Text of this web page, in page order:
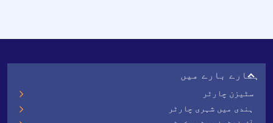
ہمارے بارے میں
سٹیزن چارٹر
ہندی میں شہری چارٹر